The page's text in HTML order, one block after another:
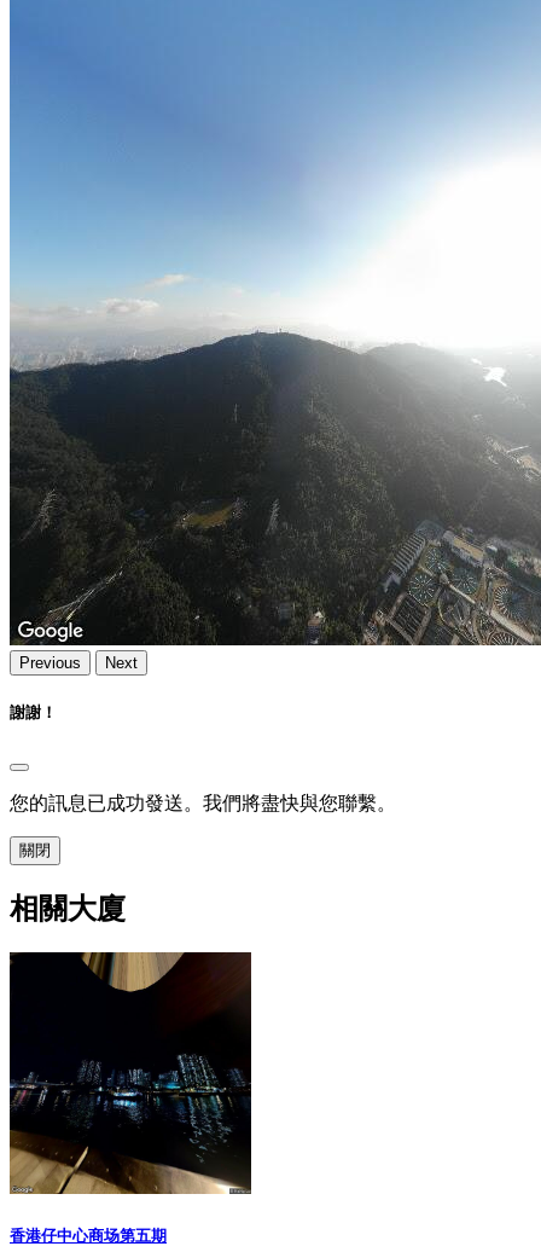
Previous Next
謝謝！
您的訊息已成功發送。我們將盡快與您聯繫。
關閉
相關大廈
香港仔中心商场第五期